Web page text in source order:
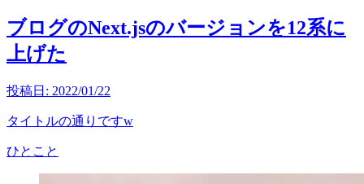
ブログのNext.jsのバージョンを12系に
上げた
投稿日: 2022/01/22
タイトルの通りですw
ひとこと